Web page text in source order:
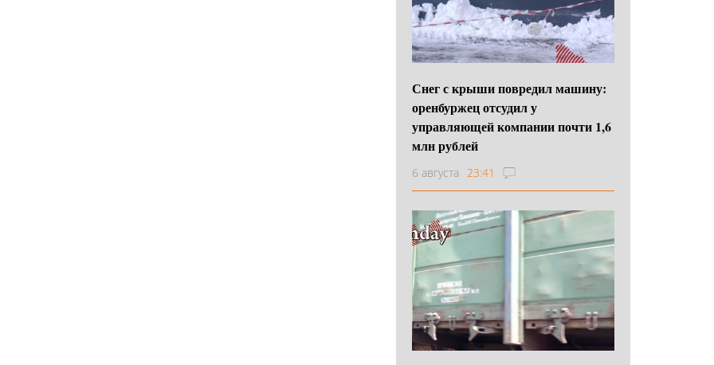
Снег с крыши повредил машину:
оренбуржец отсудил у
управляющей компании почти 1,6
млн рублей
6 августа 23:41